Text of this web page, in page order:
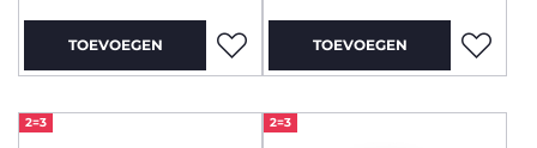
TOEVOEGEN TOEVOEGEN
2=3 2=3